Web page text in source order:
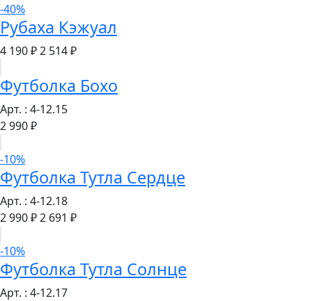
-40%
Рубаха Кэжуал
4 190 ₽2 514 ₽
Футболка Бохо
Арт. : 4-12.15
2 990 ₽
-10%
Футболка Тутла Сердце
Арт. : 4-12.18
2 990 ₽2 691 ₽
-10%
Футболка Тутла Солнце
Арт. : 4-12.17